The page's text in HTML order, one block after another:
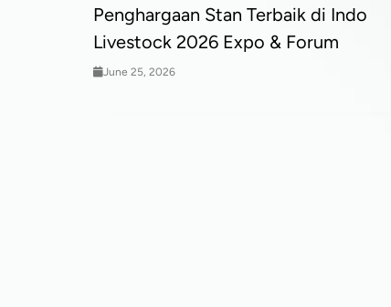
Penghargaan Stan Terbaik di Indo
Livestock 2026 Expo & Forum
June 25, 2026